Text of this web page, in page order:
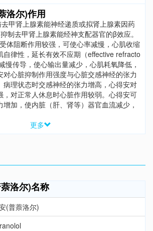
洛尔)作用
甲肾上腺素能神经递质或拟肾上腺素因药
制去甲肾上腺素能经神支配器官的β效应。
体阻断作用较强，可使心率减慢，心肌收缩
自律性，延长有效不应期（effective refracto
慢传导，使心输出量减少，心肌耗氧降低，
对心脏抑制作用强度与心脏交感神经的张力
病理状态时交感神经的张力增高，心得安对
，对正常人休息时心脏作用较弱。心得安可
加，使内脏（肝、肾等）器官血流减少，
更多
洛尔)名称
(普萘洛尔)